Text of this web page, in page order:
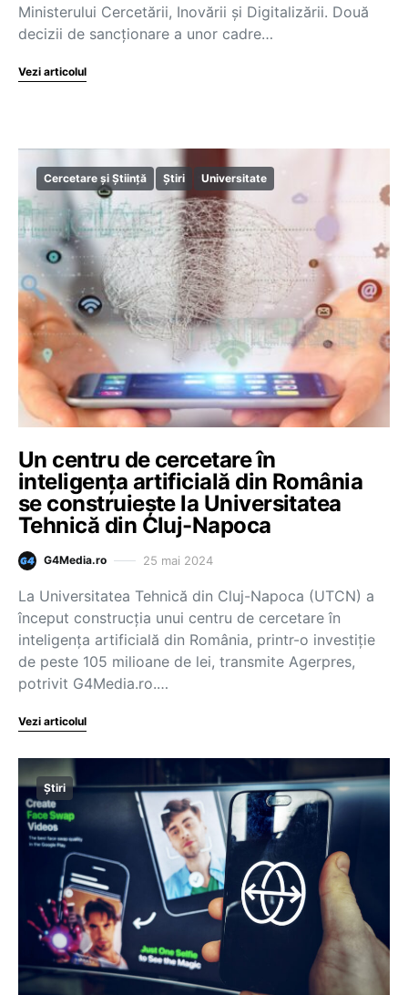
Ministerului Cercetării, Inovării și Digitalizării. Două
decizii de sancționare a unor cadre…
Vezi articolul
Cercetare și Știință Știri Universitate
Un centru de cercetare în
inteligenţa artificială din România
se construieşte la Universitatea
Tehnică din Cluj-Napoca
G4Media.ro 25 mai 2024
La Universitatea Tehnică din Cluj-Napoca (UTCN) a
început construcţia unui centru de cercetare în
inteligenţa artificială din România, printr-o investiţie
de peste 105 milioane de lei, transmite Agerpres,
potrivit G4Media.ro.…
Vezi articolul
Știri